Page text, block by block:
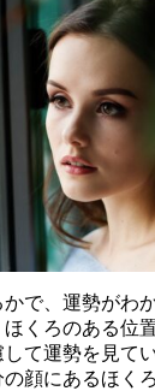
で、運勢がわ
くろのある位
て運勢を見て
顔にあるほく